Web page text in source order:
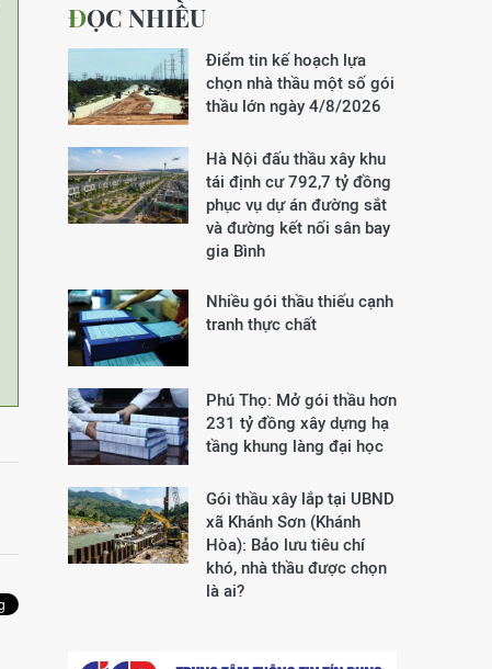
ĐỌC NHIỀU
Điểm tin kế hoạch lựa
chọn nhà thầu một số gói
thầu lớn ngày 4/8/2026
Hà Nội đấu thầu xây khu
tái định cư 792,7 tỷ đồng
phục vụ dự án đường sắt
và đường kết nối sân bay
gia Bình
Nhiều gói thầu thiếu cạnh
tranh thực chất
Phú Thọ: Mở gói thầu hơn
231 tỷ đồng xây dựng hạ
tầng khung làng đại học
Gói thầu xây lắp tại UBND
xã Khánh Sơn (Khánh
Hòa): Bảo lưu tiêu chí
khó, nhà thầu được chọn
là ai?